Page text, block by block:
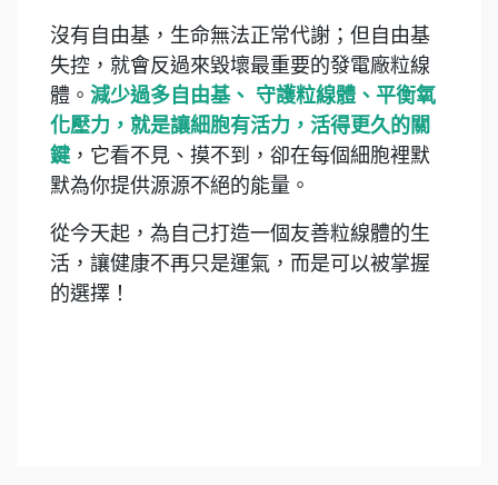
沒有自由基，生命無法正常代謝；但自由基
失控，就會反過來毀壞最重要的發電廠粒線
體。 減少過多自由基、 守護粒線體、平衡氧
化壓力，就是讓細胞有活力，活得更久的關
鍵，它看不見、摸不到，卻在每個細胞裡默
默為你提供源源不絕的能量。
從今天起，為自己打造一個友善粒線體的生
活，讓健康不再只是運氣，而是可以被掌握
的選擇！